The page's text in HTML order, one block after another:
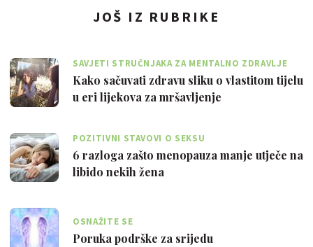
JOŠ IZ RUBRIKE
SAVJETI STRUČNJAKA ZA MENTALNO ZDRAVLJE
Kako sačuvati zdravu sliku o vlastitom tijelu
u eri lijekova za mršavljenje
POZITIVNI STAVOVI O SEKSU
6 razloga zašto menopauza manje utječe na
libido nekih žena
OSNAŽITE SE
Poruka podrške za srijedu